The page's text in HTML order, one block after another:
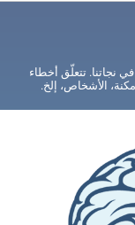
نجاتنا. تتعلّق أخطاء
الأشخاص، إلخ.